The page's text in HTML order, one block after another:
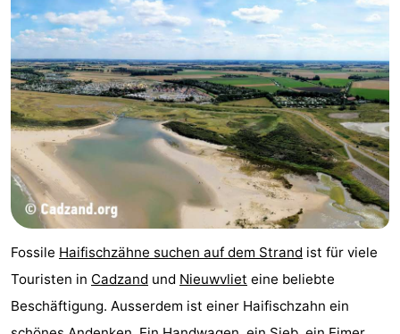
&
tun
-
Museen
-
Denkmäler
-
Mühlen
-
Aussichtspunkte
Attraktionen
-
Rundfahrten
-
Spielplätze
Fossile Haifischzähne suchen auf dem Strand ist für viele
Touristen in Cadzand und Nieuwvliet eine beliebte
Beschäftigung. Ausserdem ist einer Haifischzahn ein